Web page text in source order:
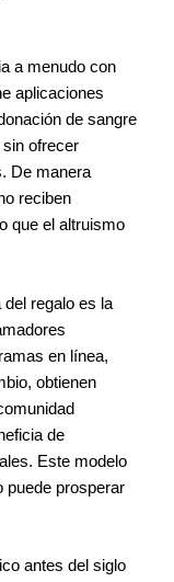
a menudo con
aplicaciones
de sangre
ofrecer
De manera
reciben
que el altruismo
regalo es la
en línea,
obtienen
de
Este modelo
puede prosperar
antes del siglo